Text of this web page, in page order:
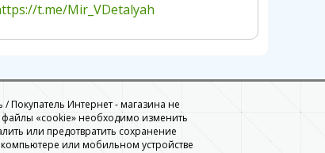
t.me/Mir_VDetalyah
/ Покупатель Интернет - магазина не
файлы «cookie» необходимо изменить
или предотвратить сохранение
или мобильном устройстве